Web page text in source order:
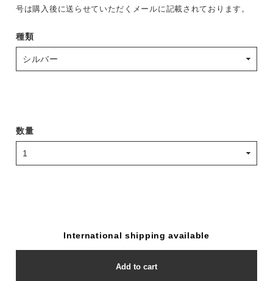
号は購入後に送らせていただくメールに記載されております。
種類
数量
International shipping available
Add to cart